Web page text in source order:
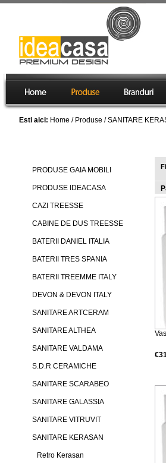
Esti aici: Home / Produse /SANITARE
PRODUSE GAIA MOBILI
PRODUSE IDEACASA
CAZI TREESSE
CABINE DE DUS TREESSE
BATERII DANIEL ITALIA
BATERII TRES SPANIA
BATERII TREEMME ITALY
DEVON & DEVON ITALY
SANITARE ARTCERAM
SANITARE ALTHEA
SANITARE VALDAMA
S.D.R CERAMICHE
SANITARE SCARABEO
SANITARE GALASSIA
SANITARE VITRUVIT
SANITARE KERASAN
Retro Kerasan